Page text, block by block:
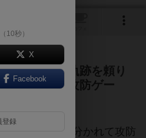
よ！相手の軌跡を頼り
目指す推理攻防ゲー
1対脱出者3に分かれて攻防
10秒）
X
Facebook
登録